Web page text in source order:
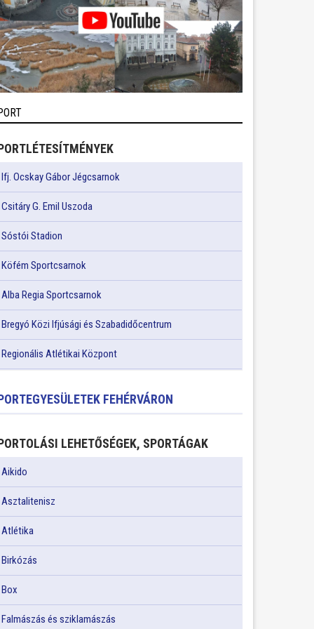
Ifj. Ocskay Gábor Jégcsarnok
Csitáry G. Emil Uszoda
Sóstói Stadion
Köfém Sportcsarnok
Alba Regia Sportcsarnok
Bregyó Közi Ifjúsági és Szabadidőcentrum
Regionális Atlétikai Központ
FEHÉRVÁRON
LEHETŐSÉGEK, SPORTÁGAK
Aikido
Asztalitenisz
Atlétika
Birkózás
Box
Falmászás és sziklamászás